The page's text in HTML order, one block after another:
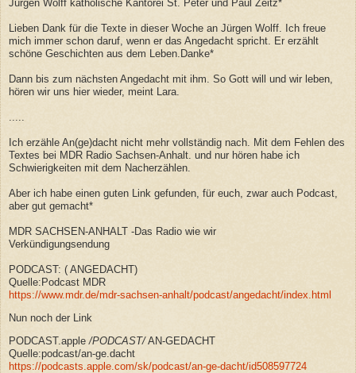
Jürgen Wolff katholische Kantorei St. Peter und Paul Zeitz*
Lieben Dank für die Texte in dieser Woche an Jürgen Wolff. Ich freue
mich immer schon daruf, wenn er das Angedacht spricht. Er erzählt
schöne Geschichten aus dem Leben.Danke*
Dann bis zum nächsten Angedacht mit ihm. So Gott will und wir leben,
hören wir uns hier wieder, meint Lara.
Ich erzähle An(ge)dacht nicht mehr vollständig nach. Mit dem Fehlen des
Textes bei MDR Radio Sachsen-Anhalt. und nur hören habe ich
Schwierigkeiten mit dem Nacherzählen.
Aber ich habe einen guten Link gefunden, für euch, zwar auch Podcast,
aber gut gemacht*
MDR SACHSEN-ANHALT -Das Radio wie wir
Verkündigungsendung
PODCAST: ( ANGEDACHT)
Quelle:Podcast MDR
https://www.mdr.de/mdr-sachsen-anhalt/podcast/angedacht/index.html
Nun noch der Link
PODCAST.apple /PODCAST/AN-GEDACHT
Quelle:podcast/an-ge.dacht
https://podcasts.apple.com/sk/podcast/an-ge-dacht/id508597724